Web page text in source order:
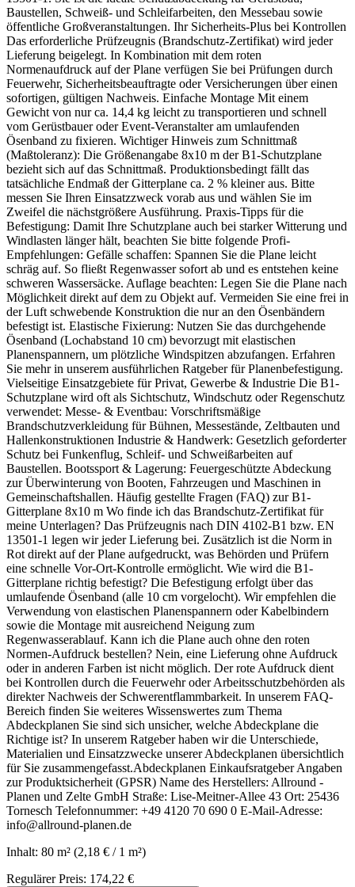
Baustellen, Schweiß- und Schleifarbeiten, den Messebau sowie
öffentliche Großveranstaltungen. Ihr Sicherheits-Plus bei Kontrollen
Das erforderliche Prüfzeugnis (Brandschutz-Zertifikat) wird jeder
Lieferung beigelegt. In Kombination mit dem roten
Normenaufdruck auf der Plane verfügen Sie bei Prüfungen durch
Feuerwehr, Sicherheitsbeauftragte oder Versicherungen über einen
sofortigen, gültigen Nachweis. Einfache Montage Mit einem
Gewicht von nur ca. 14,4 kg leicht zu transportieren und schnell
vom Gerüstbauer oder Event-Veranstalter am umlaufenden
Ösenband zu fixieren. Wichtiger Hinweis zum Schnittmaß
(Maßtoleranz): Die Größenangabe 8x10 m der B1-Schutzplane
bezieht sich auf das Schnittmaß. Produktionsbedingt fällt das
tatsächliche Endmaß der Gitterplane ca. 2 % kleiner aus. Bitte
messen Sie Ihren Einsatzzweck vorab aus und wählen Sie im
Zweifel die nächstgrößere Ausführung. Praxis-Tipps für die
Befestigung: Damit Ihre Schutzplane auch bei starker Witterung und
Windlasten länger hält, beachten Sie bitte folgende Profi-
Empfehlungen: Gefälle schaffen: Spannen Sie die Plane leicht
schräg auf. So fließt Regenwasser sofort ab und es entstehen keine
schweren Wassersäcke. Auflage beachten: Legen Sie die Plane nach
Möglichkeit direkt auf dem zu Objekt auf. Vermeiden Sie eine frei in
der Luft schwebende Konstruktion die nur an den Ösenbändern
befestigt ist. Elastische Fixierung: Nutzen Sie das durchgehende
Ösenband (Lochabstand 10 cm) bevorzugt mit elastischen
Planenspannern, um plötzliche Windspitzen abzufangen. Erfahren
Sie mehr in unserem ausführlichen Ratgeber für Planenbefestigung.
Vielseitige Einsatzgebiete für Privat, Gewerbe & Industrie Die B1-
Schutzplane wird oft als Sichtschutz, Windschutz oder Regenschutz
verwendet: Messe- & Eventbau: Vorschriftsmäßige
Brandschutzverkleidung für Bühnen, Messestände, Zeltbauten und
Hallenkonstruktionen Industrie & Handwerk: Gesetzlich geforderter
Schutz bei Funkenflug, Schleif- und Schweißarbeiten auf
Baustellen. Bootssport & Lagerung: Feuergeschützte Abdeckung
zur Überwinterung von Booten, Fahrzeugen und Maschinen in
Gemeinschaftshallen. Häufig gestellte Fragen (FAQ) zur B1-
Gitterplane 8x10 m Wo finde ich das Brandschutz-Zertifikat für
meine Unterlagen? Das Prüfzeugnis nach DIN 4102-B1 bzw. EN
13501-1 legen wir jeder Lieferung bei. Zusätzlich ist die Norm in
Rot direkt auf der Plane aufgedruckt, was Behörden und Prüfern
eine schnelle Vor-Ort-Kontrolle ermöglicht. Wie wird die B1-
Gitterplane richtig befestigt? Die Befestigung erfolgt über das
umlaufende Ösenband (alle 10 cm vorgelocht). Wir empfehlen die
Verwendung von elastischen Planenspannern oder Kabelbindern
sowie die Montage mit ausreichend Neigung zum
Regenwasserablauf. Kann ich die Plane auch ohne den roten
Normen-Aufdruck bestellen? Nein, eine Lieferung ohne Aufdruck
oder in anderen Farben ist nicht möglich. Der rote Aufdruck dient
bei Kontrollen durch die Feuerwehr oder Arbeitsschutzbehörden als
direkter Nachweis der Schwerentflammbarkeit. In unserem FAQ-
Bereich finden Sie weiteres Wissenswertes zum Thema
Abdeckplanen Sie sind sich unsicher, welche Abdeckplane die
Richtige ist? In unserem Ratgeber haben wir die Unterschiede,
Materialien und Einsatzzwecke unserer Abdeckplanen übersichtlich
für Sie zusammengefasst.Abdeckplanen Einkaufsratgeber Angaben
zur Produktsicherheit (GPSR) Name des Herstellers: Allround -
Planen und Zelte GmbH Straße: Lise-Meitner-Allee 43 Ort: 25436
Tornesch Telefonnummer: +49 4120 70 690 0 E-Mail-Adresse:
info@allround-planen.de
Inhalt: 80 m² (2,18 € / 1 m²)
Regulärer Preis: 174,22 €